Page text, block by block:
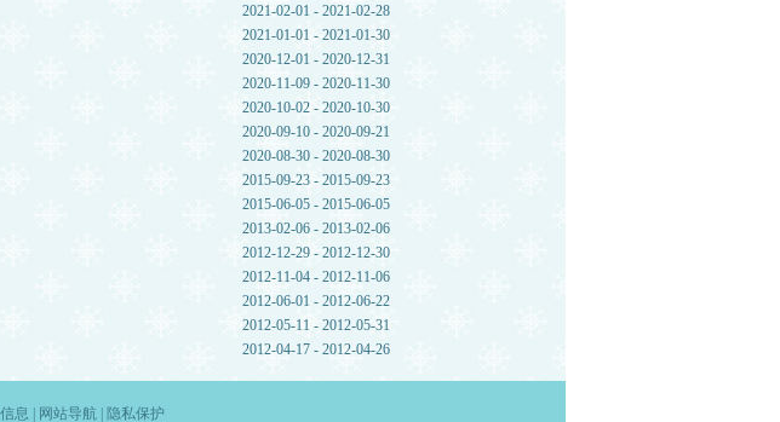
2021-02-01 - 2021-02-28
2021-01-01 - 2021-01-30
2020-12-01 - 2020-12-31
2020-11-09 - 2020-11-30
2020-10-02 - 2020-10-30
2020-09-10 - 2020-09-21
2020-08-30 - 2020-08-30
2015-09-23 - 2015-09-23
2015-06-05 - 2015-06-05
2013-02-06 - 2013-02-06
2012-12-29 - 2012-12-30
2012-11-04 - 2012-11-06
2012-06-01 - 2012-06-22
2012-05-11 - 2012-05-31
2012-04-17 - 2012-04-26
息 网站导航 隐私保护